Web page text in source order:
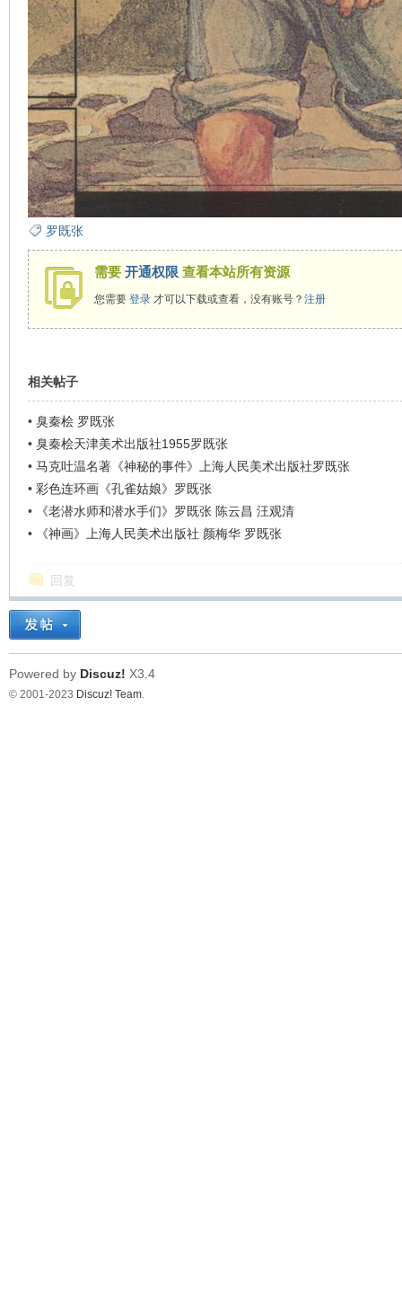
罗既张
需要 开通权限 查看本站所有资源
您需要 登录才可以下载或查看，没有账号？ 注册
相关帖子
• 臭秦桧 罗既张
• 臭秦桧天津美术出版社1955罗既张
• 马克吐温名著《神秘的事件》上海人民美术出版社罗既张
• 彩色连环画《孔雀姑娘》罗既张
•
《老潜水师和潜水手们》罗既张 陈云昌 汪观清
•
《神画》上海人民美术出版社 颜梅华 罗既张
回复
Powered by Discuz! X3.4
© 2001-2023 Discuz! Team.